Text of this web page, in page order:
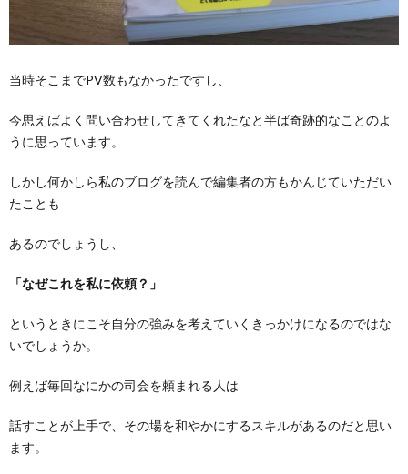
当時そこまでPV数もなかったですし、
今思えばよく問い合わせしてきてくれたなと半ば奇跡的なことのよ
うに思っています。
しかし何かしら私のブログを読んで編集者の方もかんじていただい
たことも
あるのでしょうし、
「なぜこれを私に依頼？」
というときにこそ自分の強みを考えていくきっかけになるのではな
いでしょうか。
例えば毎回なにかの司会を頼まれる人は
話すことが上手で、その場を和やかにするスキルがあるのだと思い
ます。